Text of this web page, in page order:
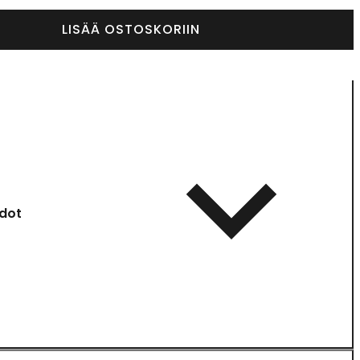
LISÄÄ OSTOSKORIIN